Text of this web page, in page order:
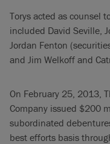
Torys acted as counsel
included David Seville,
Jordan Fenton
and Jim Welkoff and
On February 25, 2013,
Company issued $200
subordinated
best efforts basis